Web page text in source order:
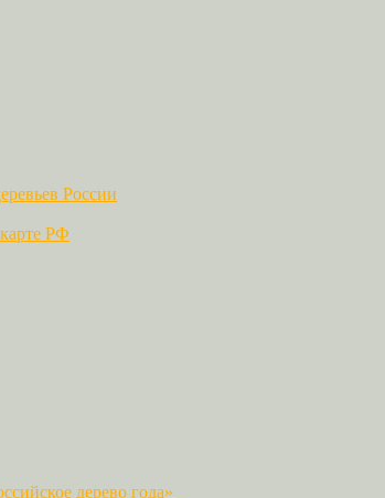
России
РФ
дерево года»